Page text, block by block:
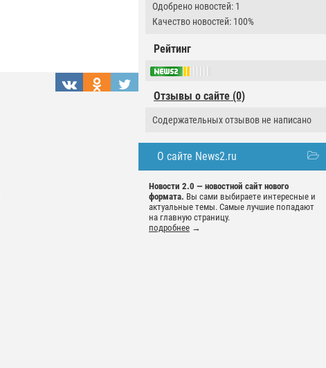
Одобрено новостей: 1
Качество новостей: 100%
Рейтинг
Отзывы о сайте (0)
Содержательных отзывов не написано
О сайте News2.ru
Новости 2.0 — новостной сайт нового
формата. Вы сами выбираете интересные и
актуальные темы. Самые лучшие попадают
на главную страницу.
подробнее →